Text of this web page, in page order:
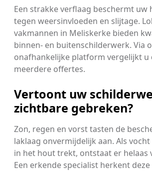
Een strakke verflaag beschermt uw
tegen weersinvloeden en slijtage.
vakmannen in Meliskerke bieden
binnen- en buitenschilderwerk. Via
onafhankelijke platform vergelijkt u
meerdere offertes.
Vertoont uw
zichtbare gebreken?
Zon, regen en vorst tasten de
laklaag onvermijdelijk aan. Als
in het hout trekt, ontstaat er helaas
Een erkende specialist herkent deze